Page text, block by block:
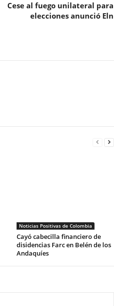
Cese al fuego unilateral para
elecciones anunció Eln
Noticias Positivas de Colombia
Cayó cabecilla financiero de
disidencias Farc en Belén de los
Andaquíes